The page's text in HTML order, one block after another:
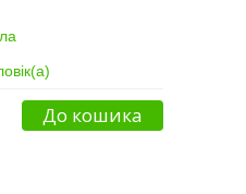
До кошика